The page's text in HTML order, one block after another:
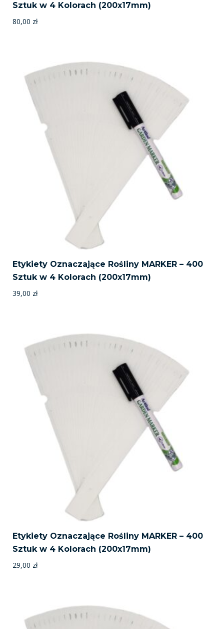
Sztuk w 4 Kolorach (200x17mm)
80,00 zł
Etykiety Oznaczające Rośliny MARKER – 400
Sztuk w 4 Kolorach (200x17mm)
39,00 zł
Etykiety Oznaczające Rośliny MARKER – 400
Sztuk w 4 Kolorach (200x17mm)
29,00 zł